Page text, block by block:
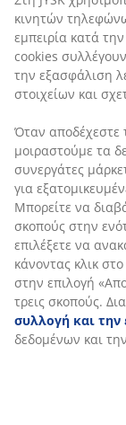
κινητών
εμπειρία κατά
cookies
την εξασφάλιση
στοιχείων και
Όταν αποδέχεστε
μοιραστούμε τα
συνεργάτες
για
Μπορείτε να
σκοπούς στην
επιλέξετε να
κάνοντας κλικ
στην επιλογή
τρεις σκοπούς.
συλλογή και
δεδομένων και